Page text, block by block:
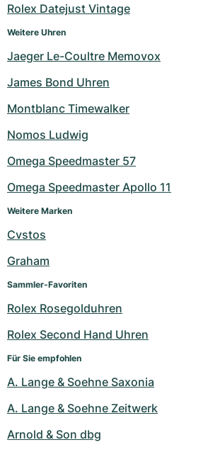
Rolex Datejust Vintage
Weitere Uhren
Jaeger Le-Coultre Memovox
James Bond Uhren
Montblanc Timewalker
Nomos Ludwig
Omega Speedmaster 57
Omega Speedmaster Apollo 11
Weitere Marken
Cvstos
Graham
Sammler-Favoriten
Rolex Rosegolduhren
Rolex Second Hand Uhren
Für Sie empfohlen
A. Lange & Soehne Saxonia
A. Lange & Soehne Zeitwerk
Arnold & Son dbg